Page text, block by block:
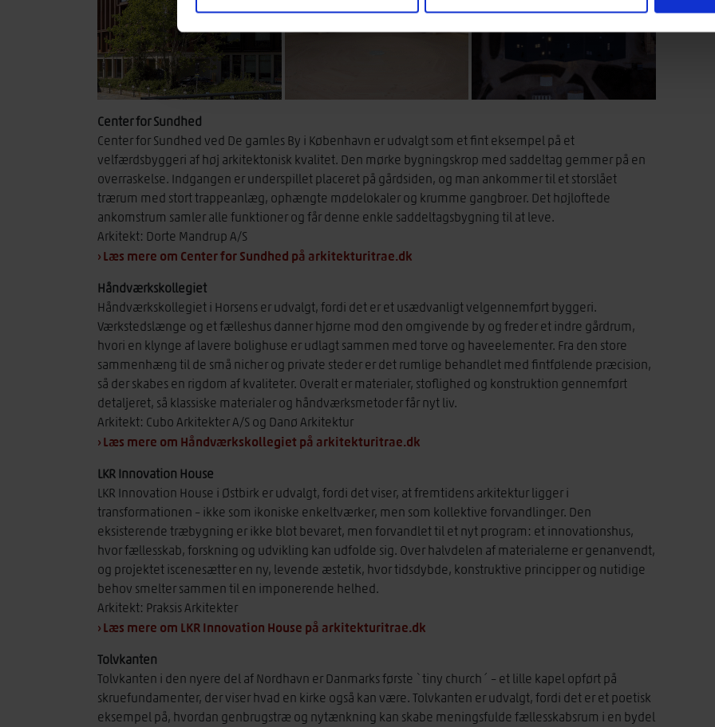
Center for Sundhed
Center for Sundhed ved De gamles By i København er udvalgt som et fint eksempel på et
velfærdsbyggeri af høj arkitektonisk kvalitet. Den mørke bygningskrop med saddeltag gemmer på en
overraskelse. Indgangen er underspillet placeret på gårdsiden, og man ankommer til et storslået
trærum med stort trappeanlæg, ophængte mødelokaler og krumme gangbroer. Det højloftede
ankomstrum samler alle funktioner og får denne enkle saddeltagsbygning til at leve.
Arkitekt: Dorte Mandrup A/S
› Læs mere om Center for Sundhed på arkitekturitrae.dk
Håndværkskollegiet
Håndværkskollegiet i Horsens er udvalgt, fordi det er et usædvanligt velgennemført byggeri.
Værkstedslænge og et fælleshus danner hjørne mod den omgivende by og freder et indre gårdrum,
hvori en klynge af lavere bolighuse er udlagt sammen med torve og haveelementer. Fra den store
sammenhæng til de små nicher og private steder er det rumlige behandlet med fintfølende præcision,
så der skabes en rigdom af kvaliteter. Overalt er materialer, stoflighed og konstruktion gennemført
detaljeret, så klassiske materialer og håndværksmetoder får nyt liv.
Arkitekt: Cubo Arkitekter A/S og Danø Arkitektur
› Læs mere om Håndværkskollegiet på arkitekturitrae.dk
LKR Innovation House
LKR Innovation House i Østbirk er udvalgt, fordi det viser, at fremtidens arkitektur ligger i
transformationen – ikke som ikoniske enkeltværker, men som kollektive forvandlinger. Den
eksisterende træbygning er ikke blot bevaret, men forvandlet til et nyt program: et innovationshus,
hvor fællesskab, forskning og udvikling kan udfolde sig. Over halvdelen af materialerne er genanvendt,
og projektet iscenesætter en ny, levende æstetik, hvor tidsdybde, konstruktive principper og nutidige
behov smelter sammen til en imponerende helhed.
Arkitekt: Praksis Arkitekter
› Læs mere om LKR Innovation House på arkitekturitrae.dk
Tolvkanten
Tolvkanten i den nyere del af Nordhavn er Danmarks første `tiny church´ – et lille kapel opført på
skruefundamenter, der viser hvad en kirke også kan være. Tolvkanten er udvalgt, fordi det er et poetisk
eksempel på, hvordan genbrugstræ og nytænkning kan skabe meningsfulde fællesskabsrum i en bydel